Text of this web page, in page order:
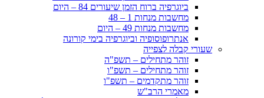
ביוגרפיה ברוח הזמן שיעורים 84 – היום
מחשבות מנחות 1 – 48
מחשבות מנחות 49 – היום
אנתרופוסופיה וביוגרפיה בימי קורונה
שעורי קבלה לצפייה
זוהר מתחילים – תשפ"ה
זוהר מתחילים – תשפ"ו
זוהר מתקדמים – תשפ"ו
מאמרי הרב"ש